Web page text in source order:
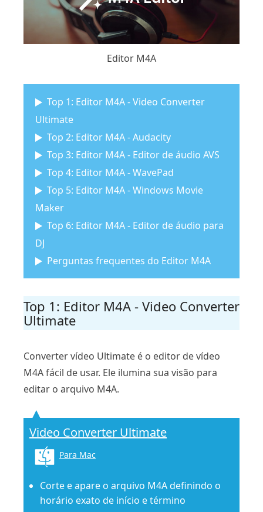
Editor M4A
Top 1: Editor M4A - Video Converter
Ultimate
Top 2: Editor M4A - Audacity
Top 3: Editor M4A - Editor de áudio AVS
Top 4: Editor M4A - WavePad
Top 5: Editor M4A - Windows Movie
Maker
Top 6: Editor M4A - Editor de áudio para
DJ
Perguntas frequentes do Editor M4A
Top 1: Editor M4A - Video Converter
Ultimate
Converter vídeo Ultimate é o editor de vídeo
M4A fácil de usar. Ele ilumina sua visão para
editar o arquivo M4A.
Video Converter Ultimate
Para Mac
Corte e apare o arquivo M4A definindo o
horário exato de início e término